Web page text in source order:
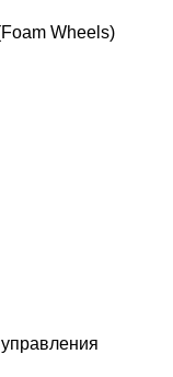
Wheels)